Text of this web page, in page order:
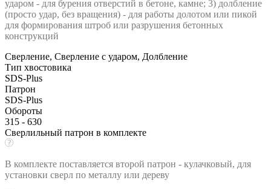
ударом - для бурения отверстий в бетоне, камне; 3) долбление
(просто удар, без вращения) - для работы долотом или пикой
для формирования штроб или разрушения бетонных
конструкций
Сверление, Сверление с ударом, Долбление
Тип хвостовика
SDS-Plus
Патрон
SDS-Plus
Обороты
315 - 630
Сверлильный патрон в комплекте
В комплекте поставляется второй патрон - кулачковый, для
установки сверл по металлу или дереву